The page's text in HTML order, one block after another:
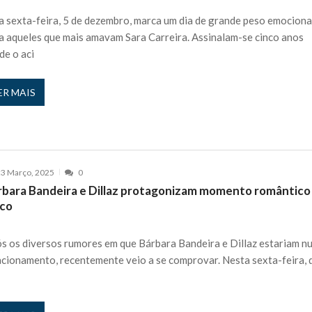
is’: “Ficou chateado comigo?”
exercício 27 JANEIRO, 2026
e é apanhado
Ramos: “É um atentado…”
entrevista polémica a Flávio Furtado...
homem que pegou fogo à estátua de Cristiano R...
de 400 euros POR DIA enquanto comentador na TVI
sexta-feira, 5 de dezembro, marca um dia de grande peso
aqueles que mais amavam Sara Carreira. Assinalam-se cinco anos
o aci
MAIS
Março, 2025 0
Bandeira e Dillaz protagonizam momento romântico
os diversos rumores em que Bárbara Bandeira e Dillaz estariam
recentemente veio a se comprovar. Nesta sexta-feira,